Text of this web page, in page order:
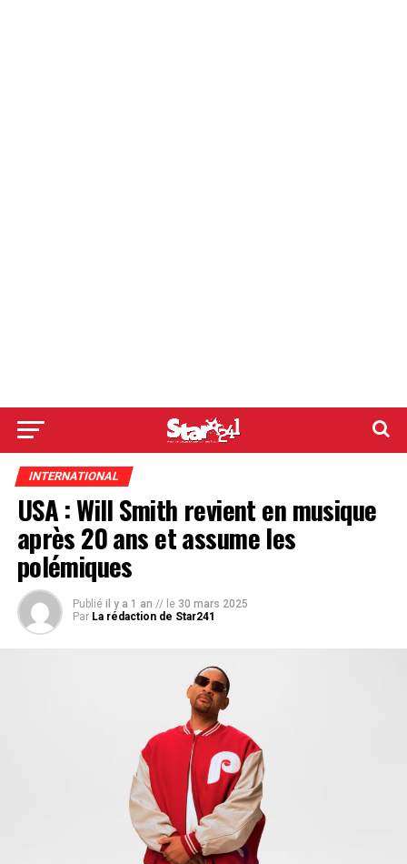
INTERNATIONAL
USA : Will Smith revient en musique
après 20 ans et assume les
polémiques
Publié il y a 1 an // le 30 mars 2025
Par La rédaction de Star241